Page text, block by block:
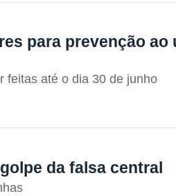
para prevenção ao
feitas até o dia 30 de junho
da falsa central